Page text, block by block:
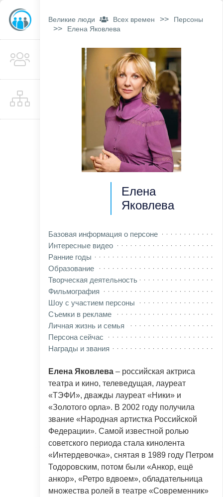
Великие люди Всех времен >> Персоны
>> Елена Яковлева
Елена
Яковлева
Базовая информация о персоне
Интересные видео
Ранние годы
Образование
Творческая деятельность
Фильмография
Шоу с участием персоны
Съемки в рекламе
Личная жизнь и семья
Персона сейчас
Награды и звания
Елена Яковлева – российская актриса
театра и кино, телеведущая, лауреат
«ТЭФИ», дважды лауреат «Ники» и
«Золотого орла». В 2002 году получила
звание «Народная артистка Российской
Федерации». Самой известной ролью
советского периода стала кинолента
«Интердевочка», снятая в 1989 году Петром
Тодоровским, потом были «Анкор, ещё
анкор», «Ретро вдвоем», обладательница
множества ролей в театре «Современник»